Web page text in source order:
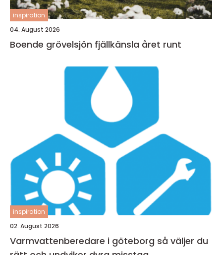
inspiration
04. August 2026
Boende grövelsjön fjällkänsla året runt
inspiration
02. August 2026
Varmvattenberedare i göteborg så väljer du